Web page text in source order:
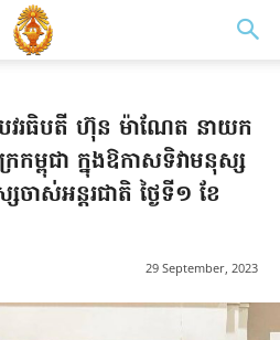
វរធិបតី ហ៊ុន ម៉ាណែត នាយក
ក្រកម្ពុជា ក្នុងឱកាសទិវាមនុស្ស
ាស់អន្តរជាតិ ថ្ងៃទី១ ខែ
29 September, 2023